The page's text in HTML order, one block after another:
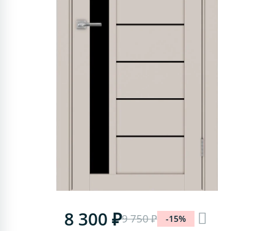
8 300 ₽9 750 ₽ -15%